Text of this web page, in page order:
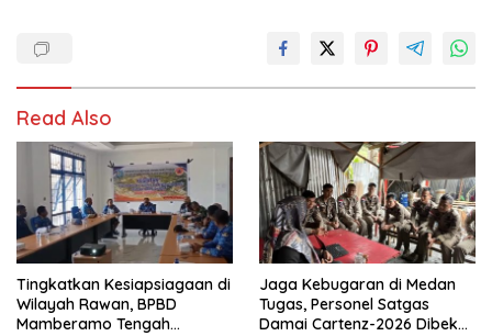
Read Also
Tingkatkan Kesiapsiagaan di
Wilayah Rawan, BPBD
Mamberamo Tengah
Jaga Kebugaran di Medan
Tugas, Personel Satgas
Damai Cartenz-2026 Dibekali